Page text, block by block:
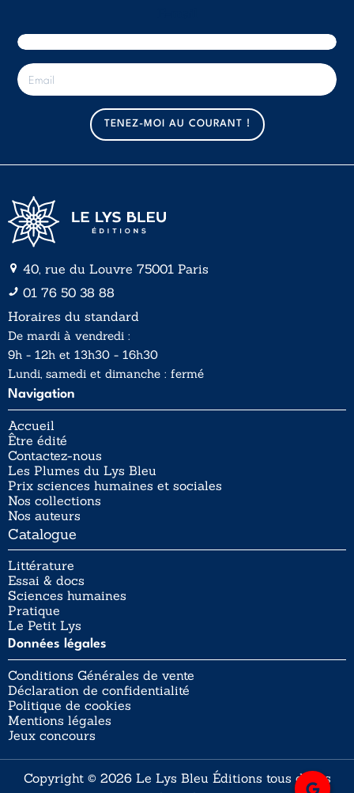
E
-
m
TENEZ-MOI AU COURANT !
40, rue du Louvre 75001 Paris
01 76 50 38 88
Horaires du standard
De mardi à vendredi :
9h - 12h et 13h30 - 16h30
Lundi, samedi et dimanche : fermé
Navigation
Accueil
Être édité
Contactez-nous
Les Plumes du Lys Bleu
Prix sciences humaines et sociales
Nos collections
Nos auteurs
Catalogue
Littérature
Essai & docs
Sciences humaines
Pratique
Le Petit Lys
Données légales
Conditions Générales de vente
Déclaration de confidentialité
Politique de cookies
Mentions légales
Jeux concours
Copyright © 2026 Le Lys Bleu Éditions tous droits